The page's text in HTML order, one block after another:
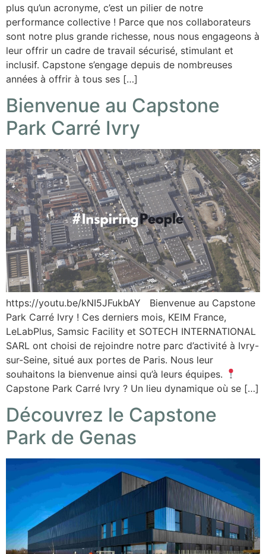
plus qu’un acronyme, c’est un pilier de notre
performance collective ! Parce que nos collaborateurs
sont notre plus grande richesse, nous nous engageons à
leur offrir un cadre de travail sécurisé, stimulant et
inclusif. Capstone s’engage depuis de nombreuses
années à offrir à tous ses […]
Bienvenue au Capstone
Park Carré Ivry
https://youtu.be/kNI5JFukbAY Bienvenue au Capstone
Park Carré Ivry ! Ces derniers mois, KEIM France,
LeLabPlus, Samsic Facility et SOTECH INTERNATIONAL
SARL ont choisi de rejoindre notre parc d’activité à Ivry-
sur-Seine, situé aux portes de Paris. Nous leur
souhaitons la bienvenue ainsi qu’à leurs équipes.
Capstone Park Carré Ivry ? Un lieu dynamique où se […]
Découvrez le Capstone
Park de Genas